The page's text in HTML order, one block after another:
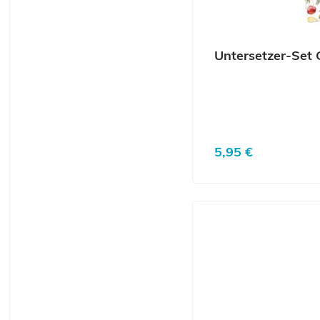
Untersetzer-Set
Regulärer Preis:
5,95 €